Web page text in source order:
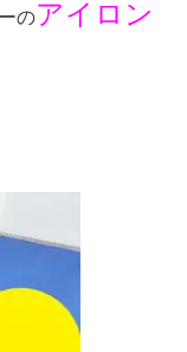
のアイロン